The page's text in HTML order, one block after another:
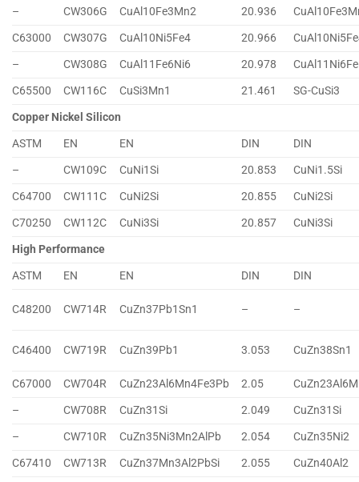
–
CW306G CuAl10Fe3Mn2 20.936
C63000
CW307G CuAl10Ni5Fe4 20.966
–
CW308G CuAl11Fe6Ni6 20.978
C65500
CW116C CuSi3Mn1 21.461
SG-CuSi3
Copper Nickel Silicon
ASTM
EN EN DIN
DIN
–
CW109C CuNi1Si 20.853
CuNi1.5Si
C64700
CW111C CuNi2Si 20.855
CuNi2Si
C70250
CW112C CuNi3Si 20.857
CuNi3Si
High Performance
ASTM
EN EN DIN DIN
C48200 CW714R CuZn37Pb1Sn1 – –
C46400 CW719R CuZn39Pb1 3.053 CuZn38Sn1
C67000 CW704R CuZn23Al6Mn4Fe3Pb 2.05
–
CW708R CuZn31Si 2.049
CuZn31Si
–
CW710R CuZn35Ni3Mn2AlPb 2.054
CuZn35Ni2
C67410
CW713R CuZn37Mn3Al2PbSi 2.055
CuZn40Al2